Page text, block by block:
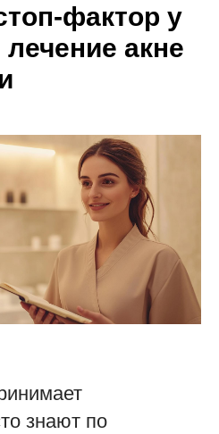
фактор у
акне
знают по